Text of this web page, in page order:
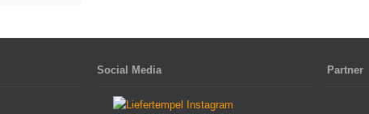
Social Media Partner